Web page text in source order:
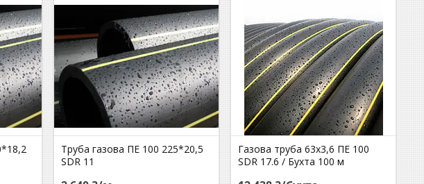
Труба газова ПЕ 100 225*20,5
SDR 11
Газова труба 63х3,6 ПЕ 100
SDR 17.6 / Бухта 100 м